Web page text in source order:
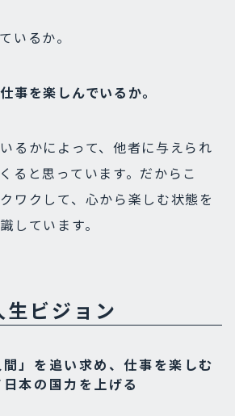
いるか。
事を楽しんでいるか。
るかによって、他者に与えられ
ると思っています。だからこ
ワクして、心から楽しむ状態を
しています。
ビジョン
間」を追い求め、仕事を楽しむ
本の国力を上げる